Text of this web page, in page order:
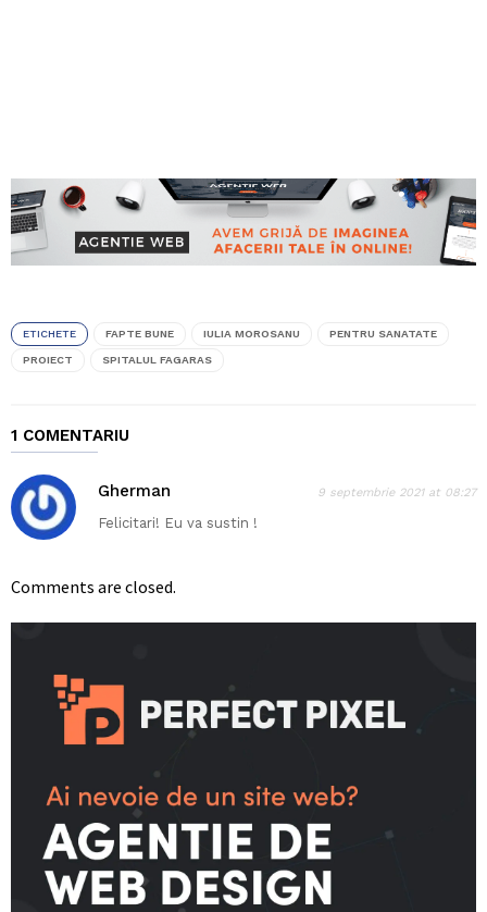
ETICHETE FAPTE BUNE IULIA MOROSANU PENTRU SANATATE
PROIECT SPITALUL FAGARAS
1 COMENTARIU
Gherman 9 septembrie 2021 at 08:27
Felicitari! Eu va sustin !
Comments are closed.